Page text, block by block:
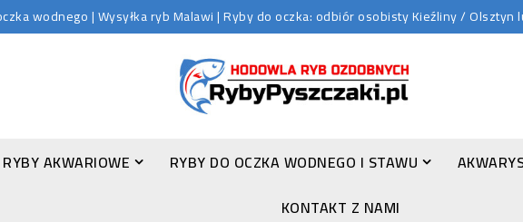
wodnego | Wysyłka ryb Malawi | Ryby do oczka: odbiór osobisty Kieźliny /
RYBY AKWARIOWE RYBY DO OCZKA WODNEGO I STAWU
KONTAKT Z NAMI